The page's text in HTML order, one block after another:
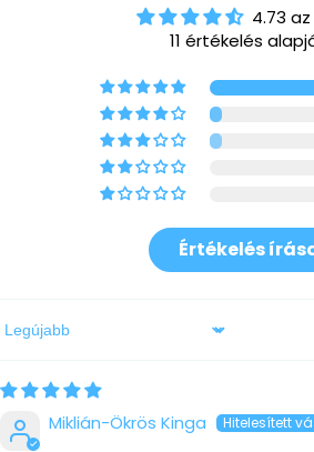
4.73
11 értékelés
Értékelés
Sort by
Miklián-Ökrös Kinga